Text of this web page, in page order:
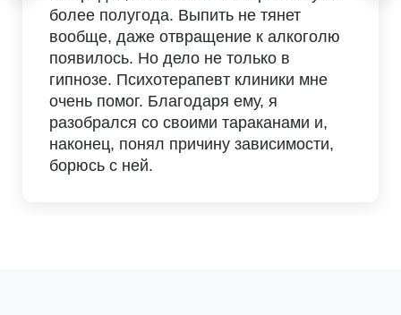
более полугода. Выпить не тянет
вообще, даже отвращение к алкоголю
появилось. Но дело не только в
гипнозе. Психотерапевт клиники мне
очень помог. Благодаря ему, я
разобрался со своими тараканами и,
наконец, понял причину зависимости,
борюсь с ней.